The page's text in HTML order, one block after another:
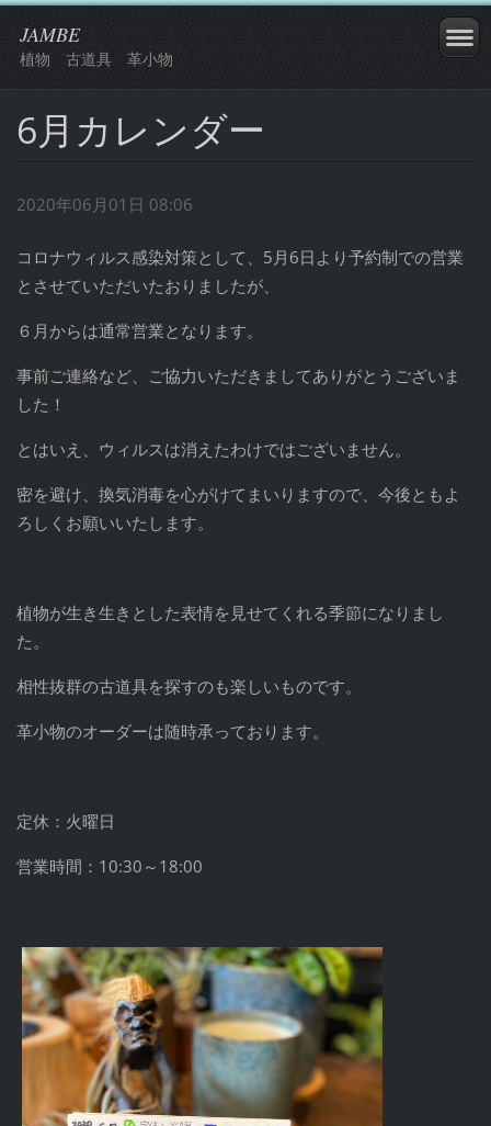
JAMBE
植物 古道具 革小物
6月カレンダー
2020年06月01日 08:06
コロナウィルス感染対策として、5月6日より予約制での営業
とさせていただいたおりましたが、
６月からは通常営業となります。
事前ご連絡など、ご協力いただきましてありがとうございま
した！
とはいえ、ウィルスは消えたわけではございません。
密を避け、換気消毒を心がけてまいりますので、今後ともよ
ろしくお願いいたします。
植物が生き生きとした表情を見せてくれる季節になりまし
た。
相性抜群の古道具を探すのも楽しいものです。
革小物のオーダーは随時承っております。
定休：火曜日
営業時間：10:30～18:00